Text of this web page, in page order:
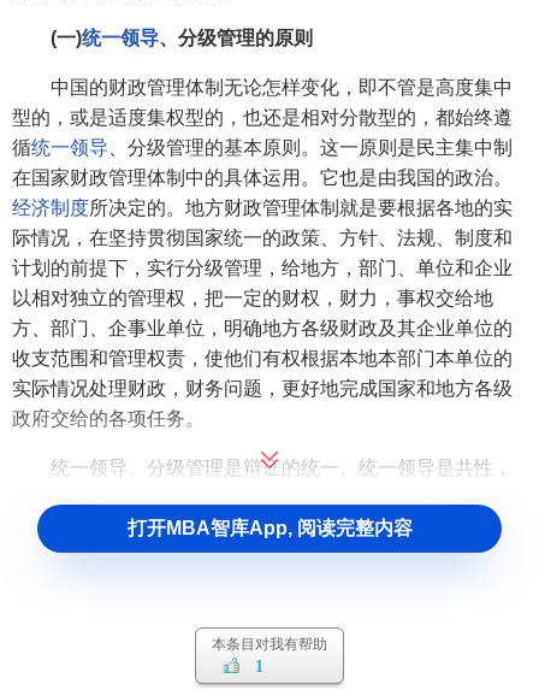
(一)统一领导、分级管理的原则
中国的财政管理体制无论怎样变化，即不管是高度集中
型的，或是适度集权型的，也还是相对分散型的，都始终遵
循统一领导 、分级管理的基本原则。这一原则是民主集中制
在国家财政管理体制中的具体运用。它也是由我国的政治。
经济制度所决定的。地方财政管理体制就是要根据各地的实
际情况，在坚持贯彻国家统一的政策、方针、法规、制度和
计划的前提下，实行分级管理，给地方，部门、单位和企业
以相对独立的管理权，把一定的财权，财力，事权交给地
方、部门、企事业单位，明确地方各级财政及其企业单位的
收支范围和管理权责，使他们有权根据本地本部门本单位的
实际情况处理财政，财务问题，更好地完成国家和地方各级
政府交给的各项任务。
统一领导、分级管理是辩证的统一。统一领导是共性，
是分权。地方财政管理体制的设计既不能只强调集权或全
局，而不顾各个局部，也不能只讲分权或局部，而忽视整
辖市，自治区3级政权的相对统一领导，集中必要的财权和规
章、制度，政策制定权，又要划给市，县。乡，镇一定的财
打开MBA智库App, 阅读完整内容
本条目对我有帮助
1